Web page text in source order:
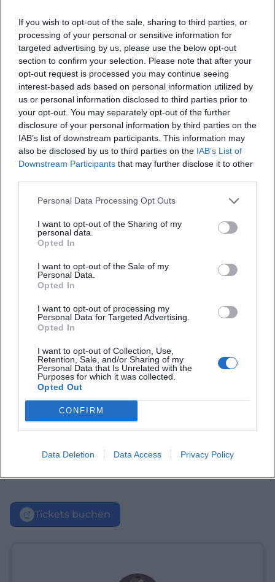
If you wish to opt-out of the sale, sharing to third parties, or
processing of your personal or sensitive information for
targeted advertising by us, please use the below opt-out
section to confirm your selection. Please note that after your
opt-out request is processed you may continue seeing
interest-based ads based on personal information utilized by
us or personal information disclosed to third parties prior to
your opt-out. You may separately opt-out of the further
disclosure of your personal information by third parties on the
IAB’s list of downstream participants. This information may
also be disclosed by us to third parties on the IAB’s List of
Downstream Participants that may further disclose it to other
Personal Data Processing Opt Outs
I want to opt-out of the Sharing of my
personal data.
Opted In
I want to opt-out of the Sale of my
Personal Data.
Opted In
I want to opt-out of processing my
Personal Data for Targeted Advertising.
Opted In
I want to opt-out of Collection, Use,
Retention, Sale, and/or Sharing of my
Personal Data that Is Unrelated with the
Purposes for which it was collected.
Opted Out
CONFIRM
Data Deletion Data Access Privacy Policy
Wo ist das Bürgerfest in Weiden?
Was kann ich beim Bürgerfest erwarten?
Wie viel kostet der Eintritt zum Bürgerfest?
Gibt es eine besondere Ausstattung für
Barrierefreiheit?
Findet das Bürgerfest bei jedem Wetter statt?
Tickets buchen